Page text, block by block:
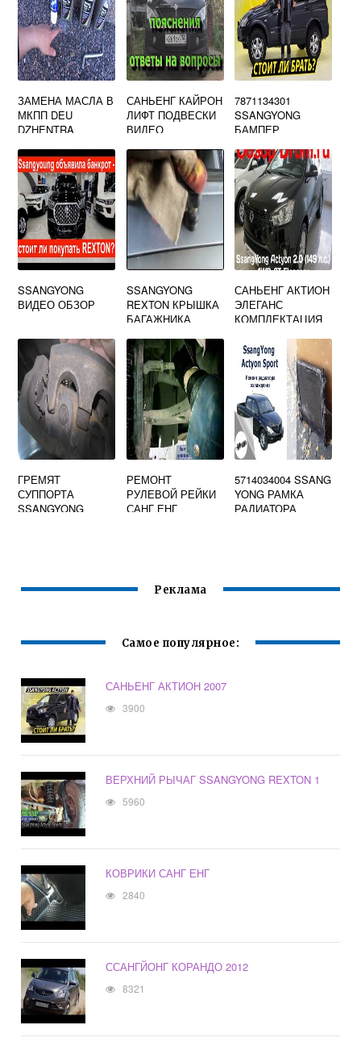
ЗАМЕНА МАСЛА В
МКПП DEU
DZHENTRA
САНЬЕНГ КАЙРОН
ЛИФТ ПОДВЕСКИ
ВИДЕО
7871134301
SSANGYONG
БАМПЕР
SSANGYONG
ВИДЕО ОБЗОР
SSANGYONG
REXTON КРЫШКА
БАГАЖНИКА
САНЬЕНГ АКТИОН
ЭЛЕГАНС
КОМПЛЕКТАЦИЯ
ГРЕМЯТ
СУППОРТА
SSANGYONG
РЕМОНТ
РУЛЕВОЙ РЕЙКИ
САНГ ЕНГ
5714034004 SSANG
YONG РАМКА
РАДИАТОРА
Реклама
Самое популярное:
САНЬЕНГ АКТИОН 2007
3900
ВЕРХНИЙ РЫЧАГ SSANGYONG REXTON 1
5960
КОВРИКИ САНГ ЕНГ
2840
ССАНГЙОНГ КОРАНДО 2012
8321